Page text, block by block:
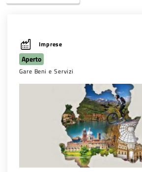
Imprese
Aperto
Gare Beni e Servizi